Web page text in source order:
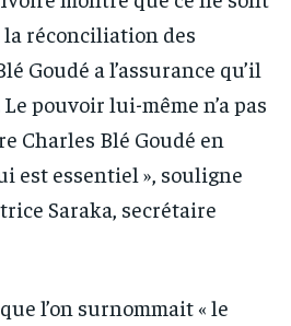
la réconciliation des
Goudé a l’assurance qu’il
pouvoir lui-même n’a pas
Charles Blé Goudé en
est essentiel », souligne
Saraka, secrétaire
l’on surnommait « le